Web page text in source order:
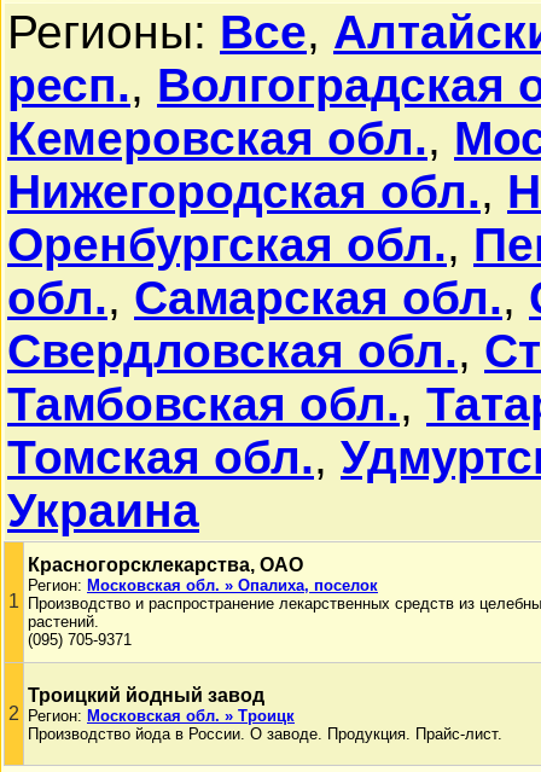
Регионы: Все,
респ., Волгоградская
Кемеровская обл.,
Нижегородская обл.,
Оренбургская обл.,
обл., Самарская обл.,
Свердловская обл.,
Тамбовская обл.,
Томская обл.,
Украина
1
Красногорсклекарства, ОАО
Регион: Московская обл. » Опалиха, поселок
Производство и распространение лекарственных средств из
растений.
(095) 705-9371
2
Троицкий йодный завод
Регион: Московская обл. » Троицк
Производство йода в России. О заводе. Продукция. Прайс-лист.